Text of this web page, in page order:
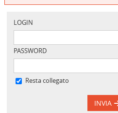
LOGIN
PASSWORD
Resta collegato
INVIA